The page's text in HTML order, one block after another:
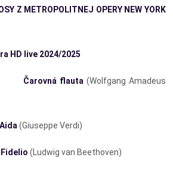
Z METROPOLITNEJ OPERY NEW YORK
HD live 2024/2025
Čarovná flauta (Wolfgang Amadeus
Aida (Giuseppe Verdi)
Fidelio (Ludwig van Beethoven)